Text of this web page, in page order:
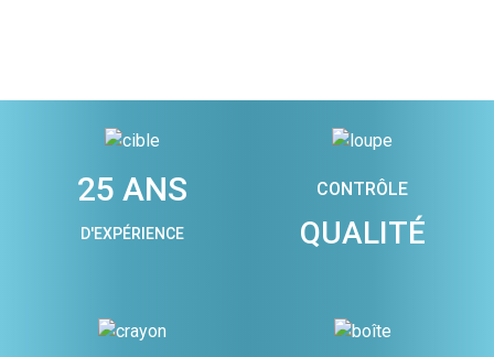
25 ANS
D'EXPÉRIENCE
CONTRÔLE
QUALITÉ